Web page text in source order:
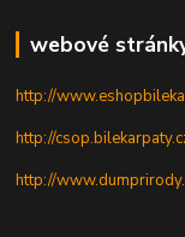
webové
http://
http://
http://